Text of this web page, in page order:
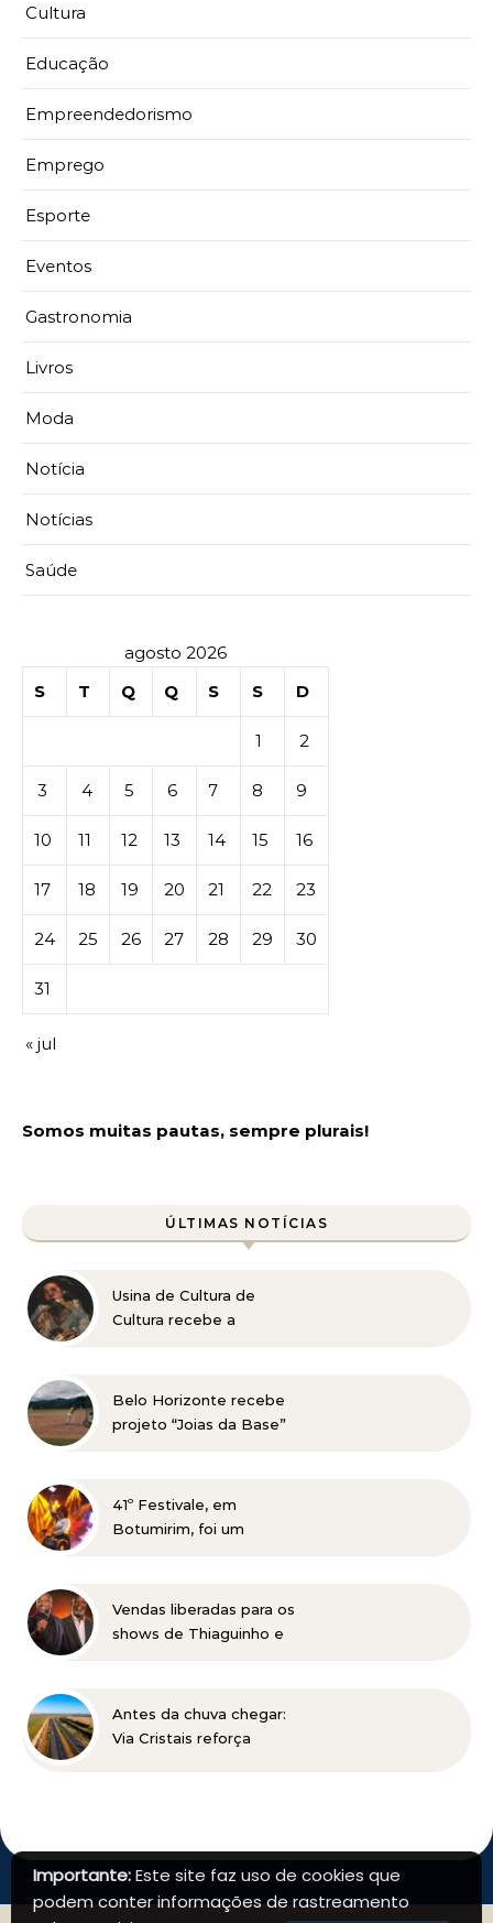
Cultura
Educação
Empreendedorismo
Emprego
Esporte
Eventos
Gastronomia
Livros
Moda
Notícia
Notícias
Saúde
agosto 2026
S
T Q Q S S D
1 2
3 4 5 6 7 8 9
10 11 12 13 14 15 16
17 18 19 20 21 22 23
24 25 26 27 28 29 30
31
« jul
Somos muitas pautas, sempre plurais!
ÚLTIMAS NOTÍCIAS
Usina de Cultura de
Cultura recebe a
Belo Horizonte recebe
projeto “Joias da Base”
41º Festivale, em
Botumirim, foi um
do Vale do Jequitinhonha
Vendas liberadas para os
shows de Thiaguinho e
Antes da chuva chegar:
Via Cristais reforça
Importante:Este site faz uso de cookies que
podem conter informações de rastreamento